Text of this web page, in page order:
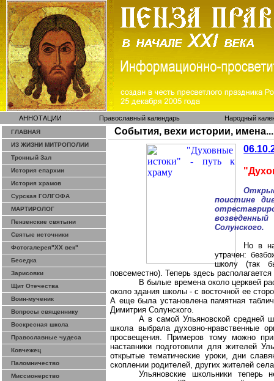
АННОТАЦИИ Православный календарь Народный
ГЛАВНАЯ
ИЗ ЖИЗНИ МИТРОПОЛИИ
Тронный Зал
История епархии
История храмов
Сурская ГОЛГОФА
МАРТИРОЛОГ
Пензенские святыни
Святые источники
Фотогалерея"ХХ век"
Беседка
Зарисовки
Щит Отечества
Воин-мученик
Вопросы священнику
Воскресная школа
Православные чудеса
Ковчежец
Паломничество
Миссионерство
События, вехи истории, имена...
поистине
Солунского.
Но в
утрачен:
школу (так
повсеместно). Теперь здесь
В былые времена около церквей
около здания школы - с восточной ее
А еще была установлена памятная
Димитрия Солунского.
А в самой Ульяновской средней
школа выбрала духовно-нравственные
просвещения. Примеров тому можно
наставники подготовили для жителей
открытые тематические уроки, дни
скоплении родителей, других жителей
Ульяновские школьники